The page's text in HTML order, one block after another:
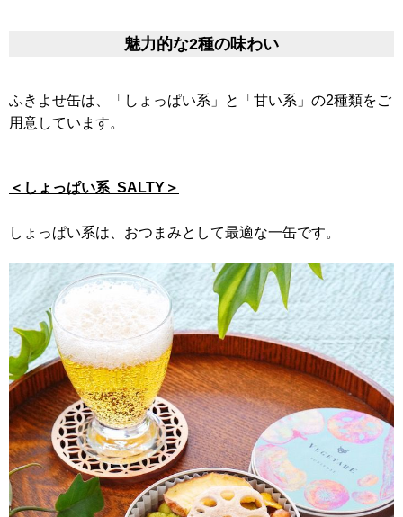
魅力的な2種の味わい
ふきよせ缶は、「しょっぱい系」と「甘い系」の2種類をご
用意しています。
＜しょっぱい系 SALTY＞
しょっぱい系は、おつまみとして最適な一缶です。